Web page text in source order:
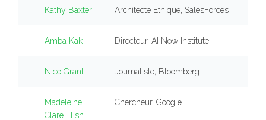
Kathy Baxter Architecte Ethique, SalesForces
Amba Kak Directeur, AI Now Institute
Nico Grant Journaliste, Bloomberg
Madeleine
Clare Elish
Chercheur, Google